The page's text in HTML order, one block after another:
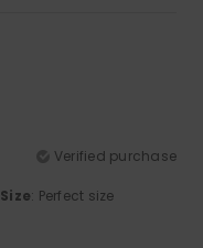
Verified purchase
Size: Perfect size